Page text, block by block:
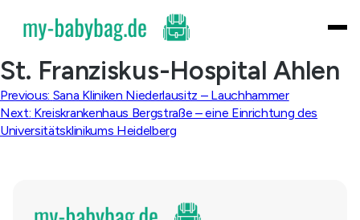
content
St. Franziskus-Hospital Ahlen
Beitragsnavigation
Previous: Sana Kliniken Niederlausitz – Lauchhammer
Next: Kreiskrankenhaus Bergstraße – eine Einrichtung des
Universitätsklinikums Heidelberg